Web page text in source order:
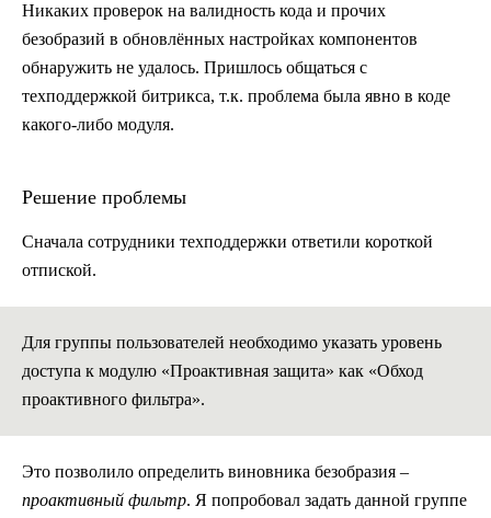
Никаких проверок на валидность кода и прочих
безобразий в обновлённых настройках компонентов
обнаружить не удалось. Пришлось общаться с
техподдержкой битрикса, т.к. проблема была явно в коде
какого-либо модуля.
Решение проблемы
Сначала сотрудники техподдержки ответили короткой
отпиской.
Для группы пользователей необходимо указать уровень
доступа к модулю «Проактивная защита» как «Обход
проактивного фильтра».
Это позволило определить виновника безобразия –
проактивный фильтр. Я попробовал задать данной группе